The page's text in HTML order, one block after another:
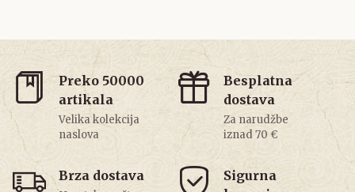
Preko 50000
artikala
Velika kolekcija
naslova
Besplatna
dostava
Za narudžbe
iznad 70 €
Brza dostava
Sigurna